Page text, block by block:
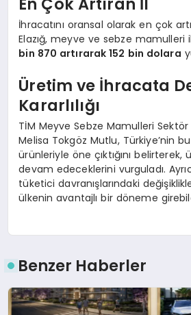
En Çok Artıran İl
İhracatını oransal olarak en çok
Elazığ, meyve ve sebze mamulleri
bin 870 artırarak 152 bin dolara
Üretim ve İhracata
Kararlılığı
TİM Meyve Sebze Mamulleri Sektör
Melisa Tokgöz Mutlu, Türkiye’nin
ürünleriyle öne çıktığını
devam edeceklerini vurguladı.
tüketici davranışlarındaki
ülkenin avantajlı bir döneme
Benzer Haberler